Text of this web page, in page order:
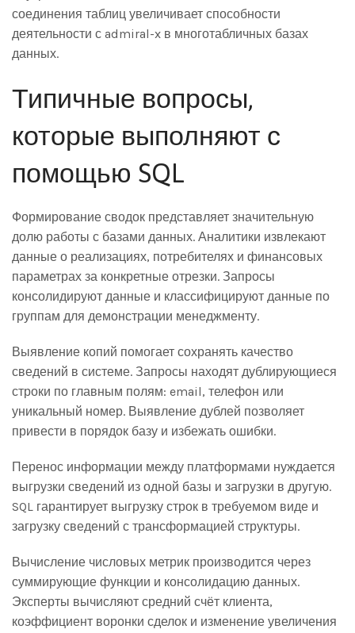
соединения таблиц увеличивает способности
деятельности с admiral-x в многотабличных базах
данных.
Типичные вопросы,
которые выполняют с
помощью SQL
Формирование сводок представляет значительную
долю работы с базами данных. Аналитики извлекают
данные о реализациях, потребителях и финансовых
параметрах за конкретные отрезки. Запросы
консолидируют данные и классифицируют данные по
группам для демонстрации менеджменту.
Выявление копий помогает сохранять качество
сведений в системе. Запросы находят дублирующиеся
строки по главным полям: email, телефон или
уникальный номер. Выявление дублей позволяет
привести в порядок базу и избежать ошибки.
Перенос информации между платформами нуждается
выгрузки сведений из одной базы и загрузки в другую.
SQL гарантирует выгрузку строк в требуемом виде и
загрузку сведений с трансформацией структуры.
Вычисление числовых метрик производится через
суммирующие функции и консолидацию данных.
Эксперты вычисляют средний счёт клиента,
коэффициент воронки сделок и изменение увеличения